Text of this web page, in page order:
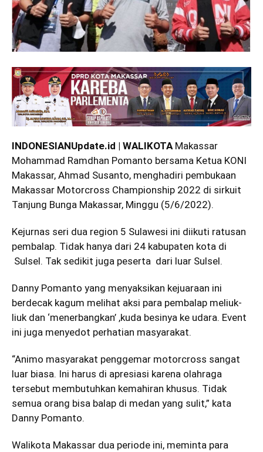
INDONESIANUpdate.id | WALIKOTAMakassar
Mohammad Ramdhan Pomanto bersama Ketua KONI
Makassar, Ahmad Susanto, menghadiri pembukaan
Makassar Motorcross Championship 2022 di sirkuit
Tanjung Bunga Makassar, Minggu (5/6/2022).
Kejurnas seri dua region 5 Sulawesi ini diikuti ratusan
pembalap. Tidak hanya dari 24 kabupaten kota di
Sulsel. Tak sedikit juga peserta dari luar Sulsel.
Danny Pomanto yang menyaksikan kejuaraan ini
berdecak kagum melihat aksi para pembalap meliuk-
liuk dan ‘menerbangkan’ ,kuda besinya ke udara. Event
ini juga menyedot perhatian masyarakat.
“Animo masyarakat penggemar motorcross sangat
luar biasa. Ini harus di apresiasi karena olahraga
tersebut membutuhkan kemahiran khusus. Tidak
semua orang bisa balap di medan yang sulit,” kata
Danny Pomanto.
Walikota Makassar dua periode ini, meminta para